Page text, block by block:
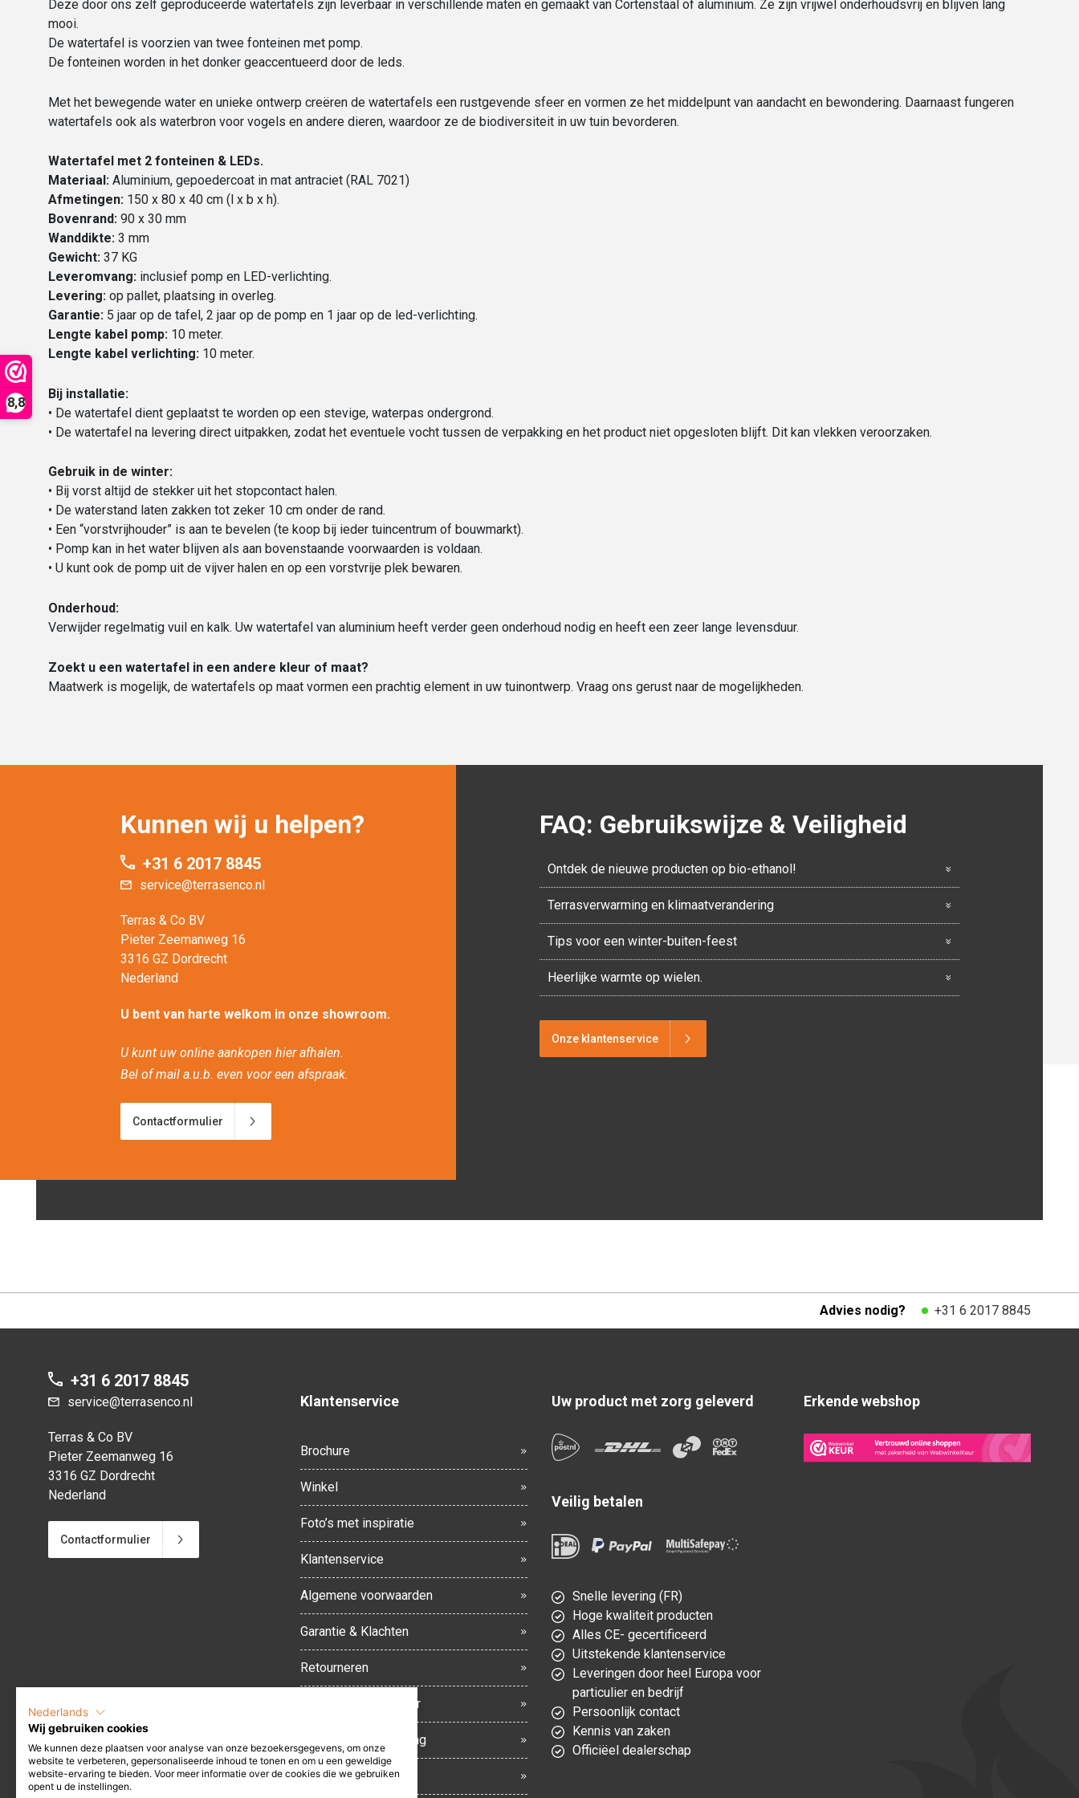
8,8
Deze door ons zelf geproduceerde watertafels zijn leverbaar in verschillende maten en gemaakt van Cortenstaal of aluminium. Ze zijn vrijwel onderhoudsvrij en blijven lang
mooi.
De watertafel is voorzien van twee fonteinen met pomp.
De fonteinen worden in het donker geaccentueerd door de leds.
Met het bewegende water en unieke ontwerp creëren de watertafels een rustgevende sfeer en vormen ze het middelpunt van aandacht en bewondering. Daarnaast fungeren
watertafels ook als waterbron voor vogels en andere dieren, waardoor ze de biodiversiteit in uw tuin bevorderen.
Watertafel met 2 fonteinen & LEDs.
Materiaal: Aluminium, gepoedercoat in mat antraciet (RAL 7021)
Afmetingen: 150 x 80 x 40 cm (l x b x h).
Bovenrand: 90 x 30 mm
Wanddikte: 3 mm
Gewicht: 37 KG
Leveromvang: inclusief pomp en LED-verlichting.
Levering: op pallet, plaatsing in overleg.
Garantie: 5 jaar op de tafel, 2 jaar op de pomp en 1 jaar op de led-verlichting.
Lengte kabel pomp: 10 meter.
Lengte kabel verlichting: 10 meter.
Bij installatie:
• De watertafel dient geplaatst te worden op een stevige, waterpas ondergrond.
• De watertafel na levering direct uitpakken, zodat het eventuele vocht tussen de verpakking en het product niet opgesloten blijft. Dit kan vlekken veroorzaken.
Gebruik in de winter:
• Bij vorst altijd de stekker uit het stopcontact halen.
• De waterstand laten zakken tot zeker 10 cm onder de rand.
• Een “vorstvrijhouder” is aan te bevelen (te koop bij ieder tuincentrum of bouwmarkt).
• Pomp kan in het water blijven als aan bovenstaande voorwaarden is voldaan.
• U kunt ook de pomp uit de vijver halen en op een vorstvrije plek bewaren.
Onderhoud:
Verwijder regelmatig vuil en kalk. Uw watertafel van aluminium heeft verder geen onderhoud nodig en heeft een zeer lange levensduur.
Zoekt u een watertafel in een andere kleur of maat?
Maatwerk is mogelijk, de watertafels op maat vormen een prachtig element in uw tuinontwerp. Vraag ons gerust naar de mogelijkheden.
Kunnen wij u helpen?
+31 6 2017 8845
service@terrasenco.nl
Terras & Co BV
Pieter Zeemanweg 16
3316 GZ Dordrecht
Nederland
U bent van harte welkom in onze showroom.
U kunt uw online aankopen hier afhalen.
Bel of mail a.u.b. even voor een afspraak.
Contactformulier
FAQ: Gebruikswijze & Veiligheid
Ontdek de nieuwe producten op bio-ethanol!
Terrasverwarming en klimaatverandering
Tips voor een winter-buiten-feest
Heerlijke warmte op wielen.
Onze klantenservice
Advies nodig? +31 6 2017 8845
+31 6 2017 8845
service@terrasenco.nl
Terras & Co BV
Pieter Zeemanweg 16
3316 GZ Dordrecht
Nederland
Contactformulier
Klantenservice
Brochure
Winkel
Foto’s met inspiratie
Klantenservice
Algemene voorwaarden
Garantie & Klachten
Retourneren
Herroepingsformulier
Levertijd en bezorging
Privacybeleid
Uw product met zorg geleverd
Veilig betalen
Snelle levering (FR)
Hoge kwaliteit producten
Alles CE- gecertificeerd
Uitstekende klantenservice
Leveringen door heel Europa voor
particulier en bedrijf
Persoonlijk contact
Kennis van zaken
Officiëel dealerschap
Erkende webshop
Nederlands
Wij gebruiken cookies
We kunnen deze plaatsen voor analyse van onze bezoekersgegevens, om onze
website te verbeteren, gepersonaliseerde inhoud te tonen en om u een geweldige
website-ervaring te bieden. Voor meer informatie over de cookies die we gebruiken
opent u de instellingen.